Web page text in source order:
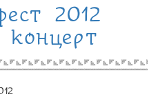
2012
концерт